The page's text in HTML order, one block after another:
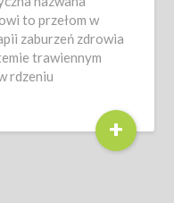
to przełom w
zaburzeń zdrowia
trawiennym
rdzeniu
+